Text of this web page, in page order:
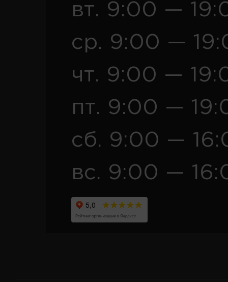
вт. 9:00 —
ср. 9:00 —
чт. 9:00 —
пт. 9:00 —
сб. 9:00 —
вс. 9:00 —